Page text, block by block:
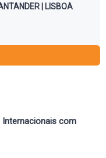
| LISBOA
com